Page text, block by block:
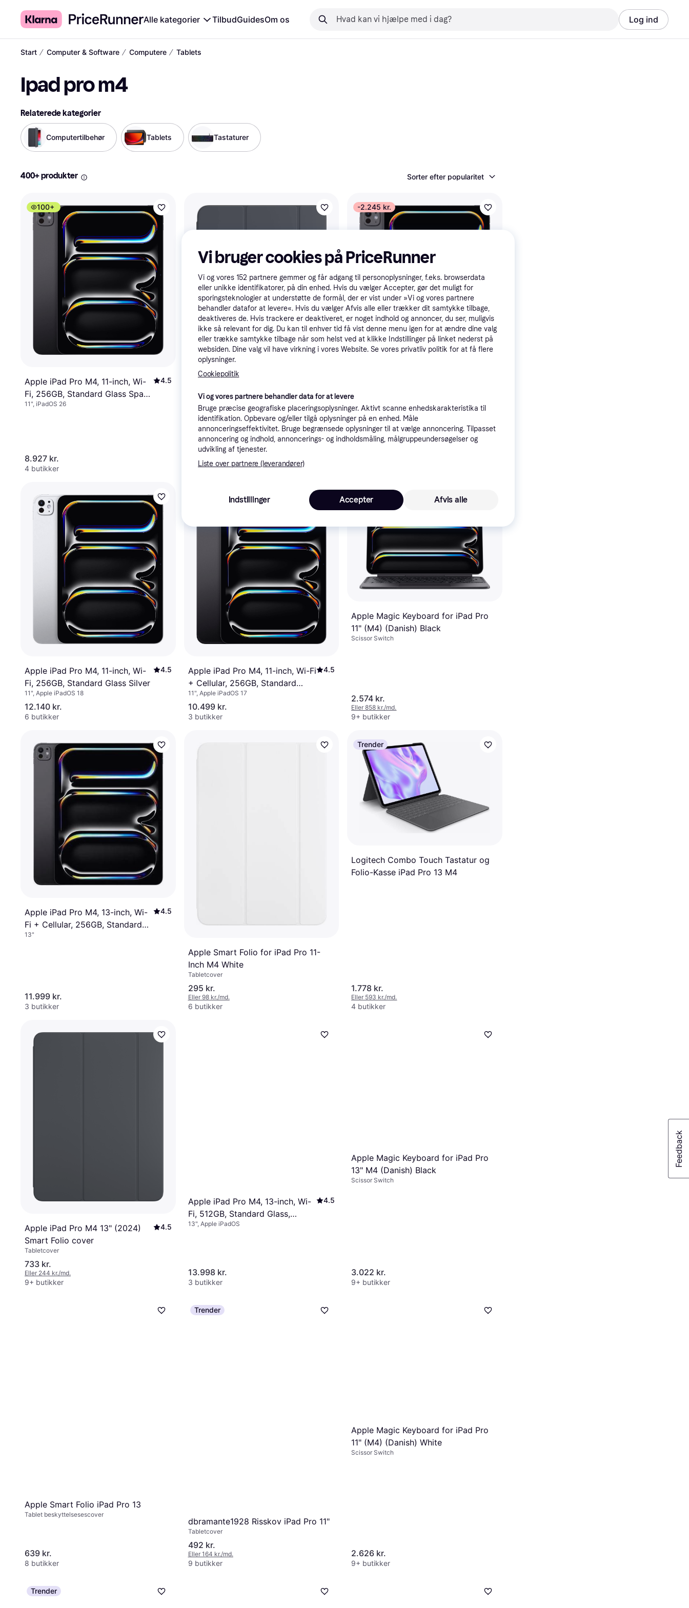
Alle kategorier TilbudGuidesOm os Log ind
Start ∕ Computer & Software ∕ Computere ∕ Tablets
Ipad pro m4
Relaterede kategorier
Computertilbehør Tablets Tastaturer
400+ produkter Sorter efter popularitet
100+
Apple iPad Pro M4, 11-inch, Wi-
Fi, 256GB, Standard Glass Space
Black
4.5
11", iPadOS 26
8.927 kr.
4 butikker
Apple Smart Folio for iPad Pro 11-
inch M4 Black
Tabletcover
473 kr.
Eller 158 kr./md.
9+ butikker
-2.245 kr.
+ Cellular, 512GB, Standard
Glass Space Black
11", Apple iPadOS 17
Apple iPad Pro M4, 11-inch, Wi-
Fi, 256GB, Standard Glass Silver
4.5
11", Apple iPadOS 18
12.140 kr.
6 butikker
Apple iPad Pro M4, 11-inch, Wi-Fi
+ Cellular, 256GB, Standard
Glass Space Black
4.5
11", Apple iPadOS 17
10.499 kr.
3 butikker
Apple Magic Keyboard for iPad Pro
11" (M4) (Danish) Black
Scissor Switch
2.574 kr.
Eller 858 kr./md.
9+ butikker
Apple iPad Pro M4, 13-inch, Wi-
Fi + Cellular, 256GB, Standard
Glass Space Black
4.5
13"
11.999 kr.
3 butikker
Apple Smart Folio for iPad Pro 11-
Inch M4 White
Tabletcover
295 kr.
Eller 98 kr./md.
6 butikker
Trender
Logitech Combo Touch Tastatur og
Folio-Kasse iPad Pro 13 M4
1.778 kr.
Eller 593 kr./md.
4 butikker
Apple iPad Pro M4 13" (2024)
Smart Folio cover
4.5
Tabletcover
733 kr.
Eller 244 kr./md.
9+ butikker
Apple iPad Pro M4, 13-inch, Wi-
Fi, 512GB, Standard Glass,
Space Black
4.5
13", Apple iPadOS
13.998 kr.
3 butikker
Apple Magic Keyboard for iPad Pro
13" M4 (Danish) Black
Scissor Switch
3.022 kr.
9+ butikker
Apple Smart Folio iPad Pro 13
Tablet beskyttelsesescover
639 kr.
8 butikker
Trender
dbramante1928 Risskov iPad Pro 11"
Tabletcover
492 kr.
Eller 164 kr./md.
9 butikker
Apple Magic Keyboard for iPad Pro
11" (M4) (Danish) White
Scissor Switch
2.626 kr.
9+ butikker
Trender
Vi bruger cookies på PriceRunner
Vi og vores 152 partnere gemmer og får adgang til personoplysninger, f.eks. browserdata
eller unikke identifikatorer, på din enhed. Hvis du vælger Accepter, gør det muligt for
sporingsteknologier at understøtte de formål, der er vist under »Vi og vores partnere
behandler datafor at levere«. Hvis du vælger Afvis alle eller trækker dit samtykke tilbage,
deaktiveres de. Hvis trackere er deaktiveret, er noget indhold og annoncer, du ser, muligvis
ikke så relevant for dig. Du kan til enhver tid få vist denne menu igen for at ændre dine valg
eller trække samtykke tilbage når som helst ved at klikke Indstillinger på linket nederst på
websiden. Dine valg vil have virkning i vores Website. Se vores privatliv politik for at få flere
oplysninger.
Cookiepolitik
Vi og vores partnere behandler data for at levere
Bruge præcise geografiske placeringsoplysninger. Aktivt scanne enhedskarakteristika til
identifikation. Opbevare og/eller tilgå oplysninger på en enhed. Måle
annonceringseffektivitet. Bruge begrænsede oplysninger til at vælge annoncering. Tilpasset
annoncering og indhold, annoncerings- og indholdsmåling, målgruppeundersøgelser og
udvikling af tjenester.
Liste over partnere (leverandører)
Indstillinger Afvis alle
Accepter